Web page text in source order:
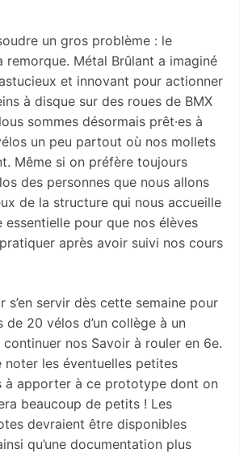
un gros problème : le
remorque. Métal Brûlant a imaginé
et innovant pour actionner
à disque sur des roues de BMX
sommes désormais prêt·es à
un peu partout où nos mollets
Même si on préfère toujours
des personnes que nous allons
de la structure qui nous accueille
essentielle pour que nos élèves
après avoir suivi nos cours
s’en servir dès cette semaine pour
de 20 vélos d’un collège à un
nos Savoir à rouler en 6e.
noter les éventuelles petites
à apporter à ce prototype dont on
beaucoup de petits ! Les
devraient être disponibles
qu’une documentation plus